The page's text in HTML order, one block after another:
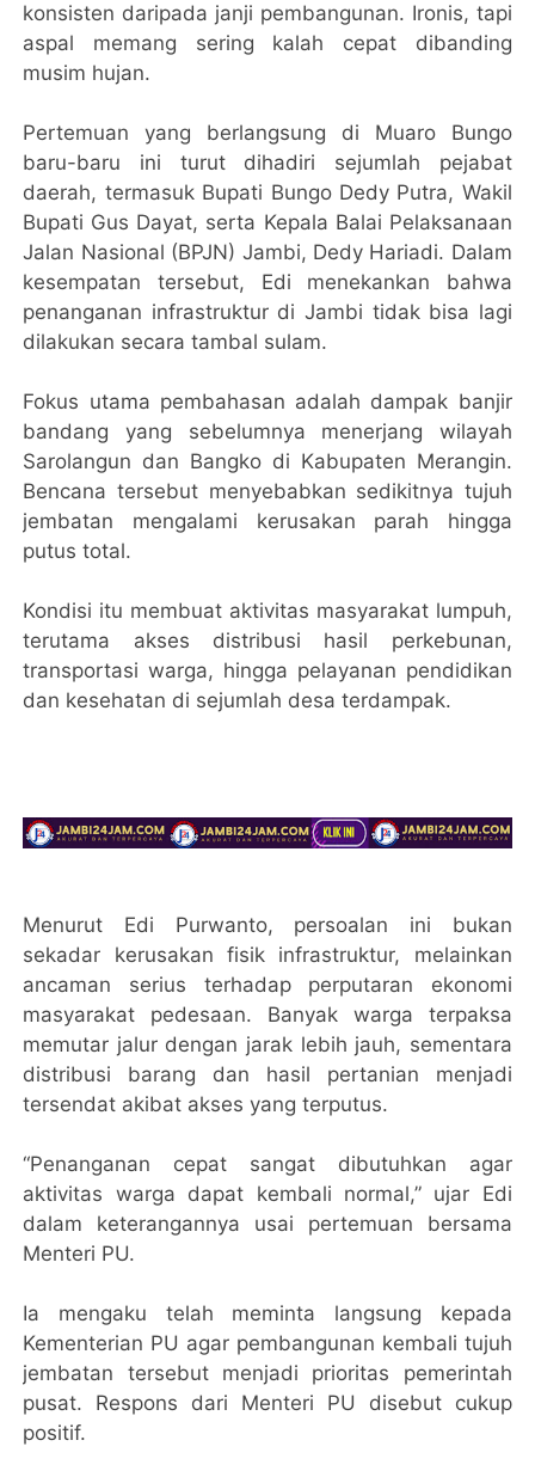
konsisten daripada janji pembangunan. Ironis, tapi
aspal memang sering kalah cepat dibanding
musim hujan.
Pertemuan yang berlangsung di Muaro Bungo
baru-baru ini turut dihadiri sejumlah pejabat
daerah, termasuk Bupati Bungo Dedy Putra, Wakil
Bupati Gus Dayat, serta Kepala Balai Pelaksanaan
Jalan Nasional (BPJN) Jambi, Dedy Hariadi. Dalam
kesempatan tersebut, Edi menekankan bahwa
penanganan infrastruktur di Jambi tidak bisa lagi
dilakukan secara tambal sulam.
Fokus utama pembahasan adalah dampak banjir
bandang yang sebelumnya menerjang wilayah
Sarolangun dan Bangko di Kabupaten Merangin.
Bencana tersebut menyebabkan sedikitnya tujuh
jembatan mengalami kerusakan parah hingga
putus total.
Kondisi itu membuat aktivitas masyarakat lumpuh,
terutama akses distribusi hasil perkebunan,
transportasi warga, hingga pelayanan pendidikan
dan kesehatan di sejumlah desa terdampak.
Menurut Edi Purwanto, persoalan ini bukan
sekadar kerusakan fisik infrastruktur, melainkan
ancaman serius terhadap perputaran ekonomi
masyarakat pedesaan. Banyak warga terpaksa
memutar jalur dengan jarak lebih jauh, sementara
distribusi barang dan hasil pertanian menjadi
tersendat akibat akses yang terputus.
“Penanganan cepat sangat dibutuhkan agar
aktivitas warga dapat kembali normal,” ujar Edi
dalam keterangannya usai pertemuan bersama
Menteri PU.
Ia mengaku telah meminta langsung kepada
Kementerian PU agar pembangunan kembali tujuh
jembatan tersebut menjadi prioritas pemerintah
pusat. Respons dari Menteri PU disebut cukup
positif.